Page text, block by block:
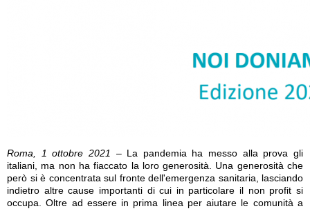
Roma, 1 ottobre 2021
– La pandemia ha messo alla prova gli
italiani, ma non ha fiaccato la loro generosità. Una generosità che
però si è concentrata sul fronte dell'emergenza sanitaria, lasciando
indietro altre cause importanti di cui in particolare il non profit si
occupa. Oltre ad essere in prima linea per aiutare le comunità a